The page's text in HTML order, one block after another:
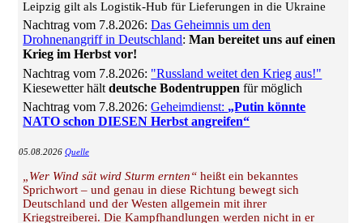
Leipzig gilt als Logistik-Hub für Lieferungen in die Ukraine
Nachtrag vom 7.8.2026:Das Geheimnis um den
Drohnenangriff in Deutschland:Man bereitet uns auf einen
Krieg im Herbst vor!
Nachtrag vom 7.8.2026: "Russland weitet den Krieg aus!"
Kiesewetter hältdeutsche Bodentruppen für möglich
Nachtrag vom 7.8.2026:Geheimdienst: „Putin könnte
NATO schon DIESEN Herbst angreifen“
05.08.2026 Quelle
„Wer Wind sät wird Sturm ernten“ heißt ein bekanntes
Sprichwort – und genau in diese Richtung bewegt sich
Deutschland und der Westen allgemein mit ihrer
Kriegstreiberei. Die Kampfhandlungen werden nicht in er